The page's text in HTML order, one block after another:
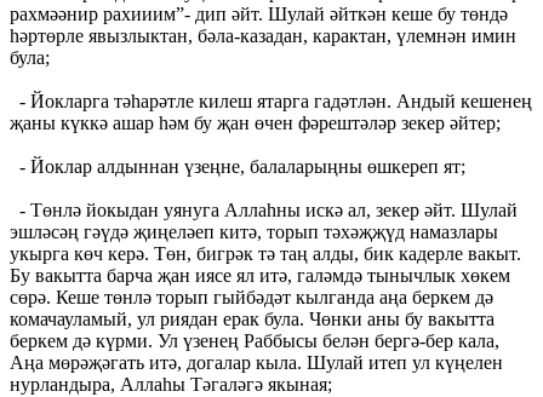
рахмәәнир рахииим”- дип әйт. Шулай әйткән кеше бу төндә
һәртөрле явызлыктан, бәла-казадан, карактан, үлемнән имин
була;
- Йокларга тәһарәтле килеш ятарга гадәтлән. Андый кешенең
җаны күккә ашар һәм бу җан өчен фәрештәләр зекер әйтер;
- Йоклар алдыннан үзеңне, балаларыңны өшкереп ят;
- Төнлә йокыдан уянуга Аллаһны искә ал, зекер әйт. Шулай
эшләсәң гәүдә җиңеләеп китә, торып тәхәҗҗүд намазлары
укырга көч керә. Төн, бигрәк тә таң алды, бик кадерле вакыт.
Бу вакытта барча җан иясе ял итә, галәмдә тынычлык хөкем
сөрә. Кеше төнлә торып гыйбәдәт кылганда аңа беркем дә
комачауламый, ул риядан ерак була. Чөнки аны бу вакытта
беркем дә күрми. Ул үзенең Раббысы белән бергә-бер кала,
Аңа мөрәҗәгать итә, догалар кыла. Шулай итеп ул күңелен
нурландыра, Аллаһы Тәгаләгә якыная;